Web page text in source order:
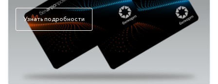
Узнать подробности